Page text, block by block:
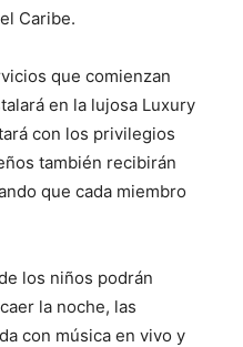
Caribe.
que comienzan
en la lujosa Luxury
con los privilegios
también recibirán
que cada miembro
los niños podrán
la noche, las
con música en vivo y